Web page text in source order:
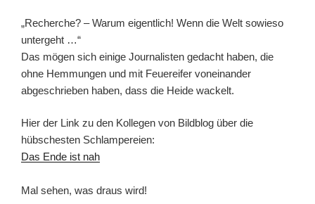
„Recherche? – Warum eigentlich! Wenn die Welt sowieso
untergeht …“
Das mögen sich einige Journalisten gedacht haben, die
ohne Hemmungen und mit Feuereifer voneinander
abgeschrieben haben, dass die Heide wackelt.
Hier der Link zu den Kollegen von Bildblog über die
hübschesten Schlampereien:
Das Ende ist nah
Mal sehen, was draus wird!